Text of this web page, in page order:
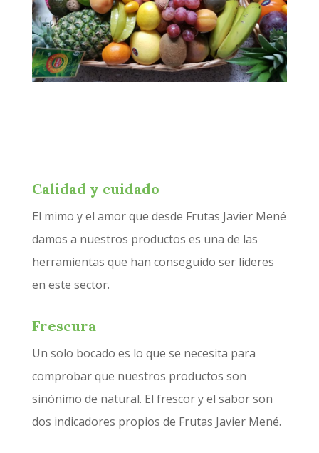
Calidad y cuidado
El mimo y el amor que desde Frutas Javier Mené
damos a nuestros productos es una de las
herramientas que han conseguido ser líderes
en este sector.
Frescura
Un solo bocado es lo que se necesita para
comprobar que nuestros productos son
sinónimo de natural. El frescor y el sabor son
dos indicadores propios de Frutas Javier Mené.